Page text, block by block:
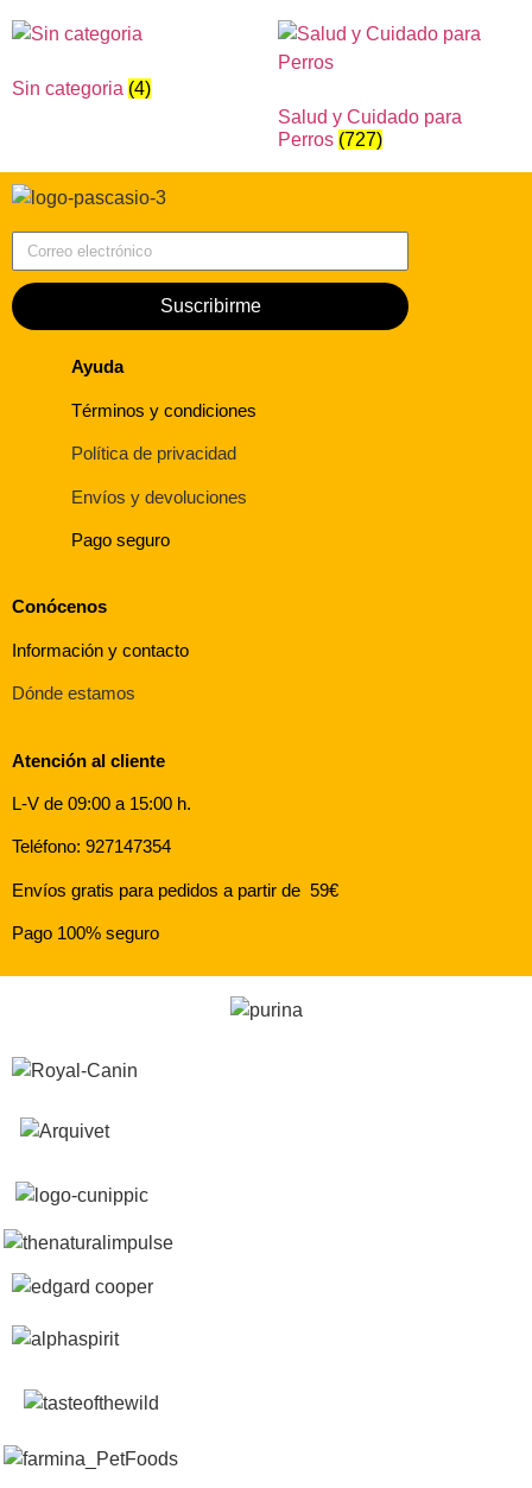
Sin categoria (4)
Salud y Cuidado para
Perros (727)
Suscribirme
Ayuda
Términos y condiciones
Política de privacidad
Envíos y devoluciones
Pago seguro
Conócenos
Información y contacto
Dónde estamos
Atención al cliente
L-V de 09:00 a 15:00 h.
Teléfono: 927147354
Envíos gratis para pedidos a partir de 59€
Pago 100% seguro